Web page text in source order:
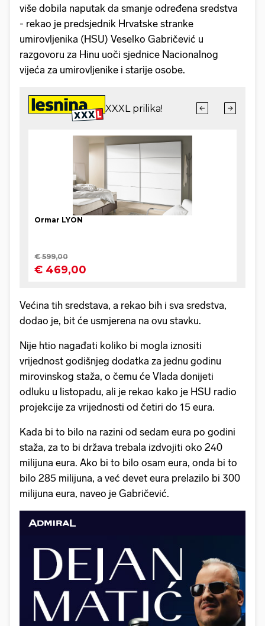
više dobila naputak da smanje određena sredstva
- rekao je predsjednik Hrvatske stranke
umirovljenika (HSU) Veselko Gabričević u
razgovoru za Hinu uoči sjednice Nacionalnog
vijeća za umirovljenike i starije osobe.
Većina tih sredstava, a rekao bih i sva sredstva,
dodao je, bit će usmjerena na ovu stavku.
Nije htio nagađati koliko bi mogla iznositi
vrijednost godišnjeg dodatka za jednu godinu
mirovinskog staža, o čemu će Vlada donijeti
odluku u listopadu, ali je rekao kako je HSU radio
projekcije za vrijednosti od četiri do 15 eura.
Kada bi to bilo na razini od sedam eura po godini
staža, za to bi država trebala izdvojiti oko 240
milijuna eura. Ako bi to bilo osam eura, onda bi to
bilo 285 milijuna, a već devet eura prelazilo bi 300
milijuna eura, naveo je Gabričević.